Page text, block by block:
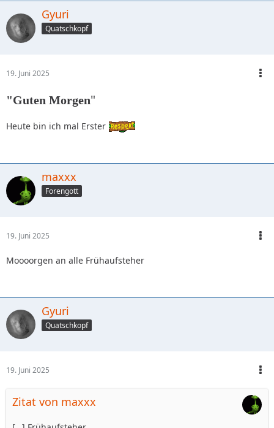
Gyuri
Quatschkopf
19. Juni 2025
"Guten Morgen"
Heute bin ich mal Erster
maxxx
Forengott
19. Juni 2025
Moooorgen an alle Frühaufsteher
Gyuri
Quatschkopf
19. Juni 2025
Zitat von maxxx